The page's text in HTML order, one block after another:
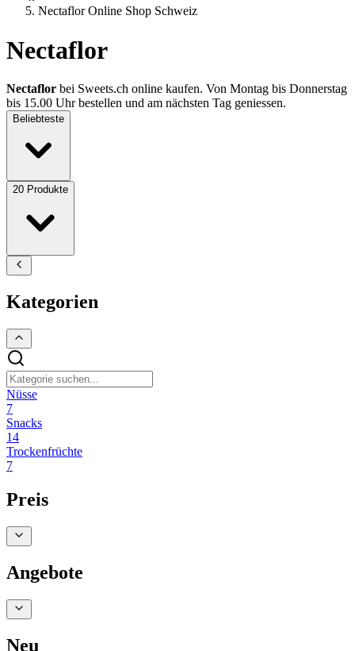
Nectaflor Online Shop Schweiz
Nectaflor
Nectaflor bei Sweets.ch online kaufen. Von Montag bis Donnerstag
bis 15.00 Uhr bestellen und am nächsten Tag geniessen.
Beliebteste
20 Produkte
Kategorien
Nüsse
7
Snacks
14
Trockenfrüchte
7
Preis
Angebote
Neu